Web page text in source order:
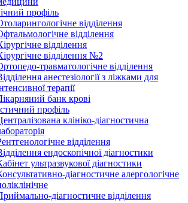
профіль
відділення
відділення
відділення
відділення №2
травматологічне відділення
анестезіології з ліжками для
терапії
банк крові
профіль
клініко-діагностична
відділення
ендоскопічної діагностики
ультразвукової діагностики
діагностичне алергологічне
діагностичне відділення